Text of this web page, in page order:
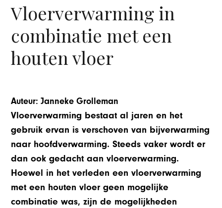
Vloerverwarming in
combinatie met een
houten vloer
Auteur: Janneke Grolleman
Vloerverwarming bestaat al jaren en het
gebruik ervan is verschoven van bijverwarming
naar hoofdverwarming. Steeds vaker wordt er
dan ook gedacht aan vloerverwarming.
Hoewel in het verleden een vloerverwarming
met een houten vloer geen mogelijke
combinatie was, zijn de mogelijkheden